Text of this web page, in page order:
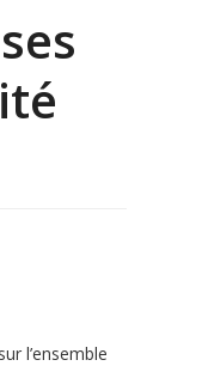
l’ensemble